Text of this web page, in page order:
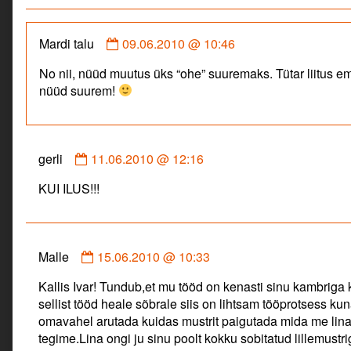
on
Mardi talu
Comment
Mardi
talu
on
09.06.2010 @ 10:46
No nii, nüüd muutus üks “ohe” suuremaks. Tütar liitus
nüüd suurem!
gerli
Comment
gerli
on
11.06.2010 @ 12:16
KUI ILUS!!!
Malle
Comment
Malle
published
on
15.06.2010 @ 10:33
Kallis Ivar! Tundub,et mu tööd on kenasti sinu
sellist tööd heale sõbrale siis on lihtsam tööprotsess
omavahel arutada kuidas mustrit paigutada mida me
tegime.Lina ongi ju sinu poolt kokku sobitatud